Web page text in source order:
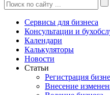
Сервисы для бизнеса
Консультации и
Календари
Калькуляторы
Новости
Статьи
Регистрация
Внесение